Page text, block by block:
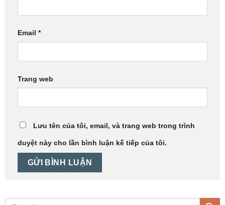
Email *
Trang web
Lưu tên của tôi, email, và trang web trong trình
duyệt này cho lần bình luận kế tiếp của tôi.